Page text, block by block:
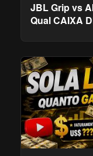
JBL Grip vs
Qual CAIXA